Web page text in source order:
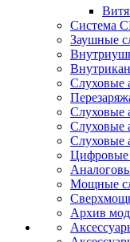
Система
Заушные
Слуховые
Слуховые
Слуховые
Слуховые
Цифровые
Мощные
Архив